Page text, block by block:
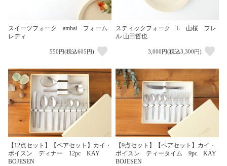
スイーツフォーク ambai フォーム
レディ
550円(税込605円)
スティックフォーク L 山桜 フレ
ル 山田哲也
3,000円(税込3,300円)
【12点セット】【ペアセット】カイ・
ボイスン ディナー 12pc KAY
BOJESEN
【9点セット】【ペアセット】カイ・
ボイスン ティータイム 9pc KAY
BOJESEN